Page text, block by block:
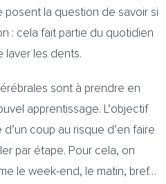
la question de savoir si
: cela fait partie du quotidien
laver les dents.
sont à prendre en
apprentissage. L’objectif
coup au risque d’en faire
par étape. Pour cela, on
le week-end, le matin, bref…